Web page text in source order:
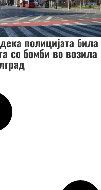
полицијата била
со бомби во возила